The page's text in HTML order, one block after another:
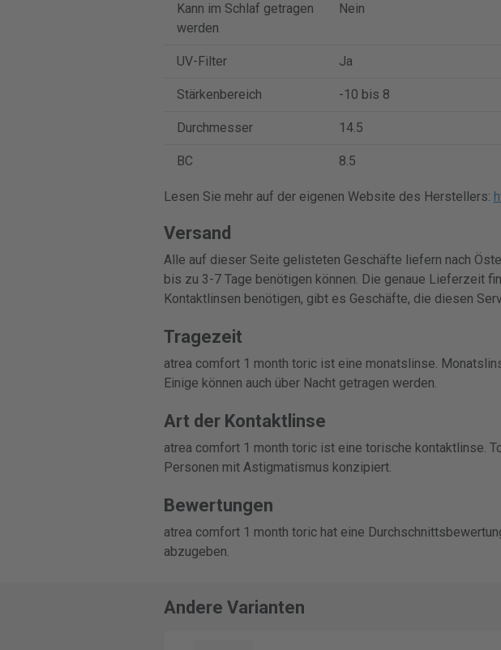
Kann im Schlaf getragen
werden
Nein
UV-Filter Ja
Stärkenbereich -10 bis 8
Durchmesser 14.5
BC 8.5
Lesen Sie mehr auf der eigenen Website des Herstellers:
Versand
Alle auf dieser Seite gelisteten Geschäfte liefern nach
bis zu 3-7 Tage benötigen können. Die genaue Lieferzeit
Kontaktlinsen benötigen, gibt es Geschäfte, die diesen
Tragezeit
atrea comfort 1 month toric ist eine monatslinse.
Einige können auch über Nacht getragen werden.
Art der Kontaktlinse
atrea comfort 1 month toric ist eine torische kontaktlinse.
Personen mit Astigmatismus konzipiert.
Bewertungen
atrea comfort 1 month toric hat eine
abzugeben.
Andere Varianten